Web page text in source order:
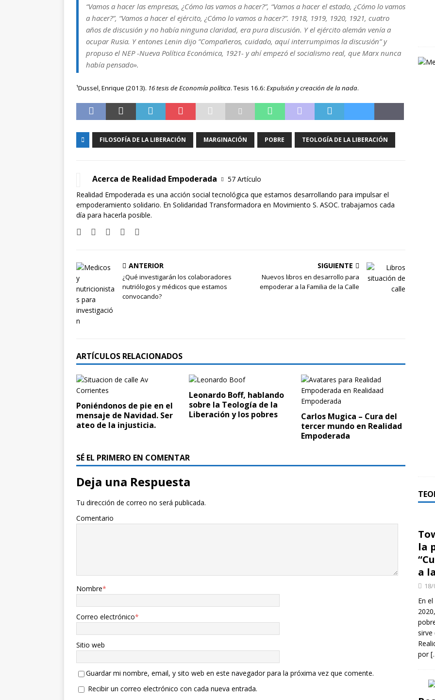
“Vamos a hacer las empresas, ¿Cómo las vamos a hacer?”, “Vamos a hacer el estado, ¿Cómo lo vamos
a hacer?”, “Vamos a hacer el ejército, ¿Cómo lo vamos a hacer?”. 1918, 1919, 1920, 1921, cuatro
años de discusión y no había ninguna claridad, era pura discusión. Y el ejército alemán venía a
ocupar Rusia. Y entones Lenin dijo ”Compañeros, cuidado, aquí interrumpimos la discusión” y
propuso el NEP -Nueva Política Económica, 1921- y ahí empezó el socialismo real, que Marx nunca
había pensado».
¹Dussel, Enrique (2013). 16 tesis de Economía política. Tesis 16.6: Expulsión y creación de la nada.
FILOSOFÍA DE LA LIBERACIÓN MARGINACIÓN POBRE TEOLOGÍA DE LA LIBERACIÓN
Acerca de Realidad Empoderada
57 Artículo
Realidad Empoderada es una acción social tecnológica que estamos desarrollando para impulsar el
empoderamiento solidario. En Solidaridad Transformadora en Movimiento S. ASOC. trabajamos cada
día para hacerla posible.
ANTERIOR
¿Qué investigarán los colaboradores
nutriólogos y médicos que estamos
convocando?
SIGUIENTE
Nuevos libros en desarrollo para
empoderar a la Familia de la Calle
ARTÍCULOS RELACIONADOS
Poniéndonos de pie en el
mensaje de Navidad. Ser
ateo de la injusticia.
Leonardo Boff, hablando
sobre la Teología de la
Liberación y los pobres
Carlos Mugica – Cura del
tercer mundo en Realidad
Empoderada
SÉ EL PRIMERO EN COMENTAR
Deja una Respuesta
Tu dirección de correo no será publicada.
Comentario
Nombre*
Correo electrónico*
Sitio web
Guardar mi nombre, email, y sito web en este navegador para la próxima vez que comente.
Recibir un correo electrónico con cada nueva entrada.
la
a
En
sirve
por